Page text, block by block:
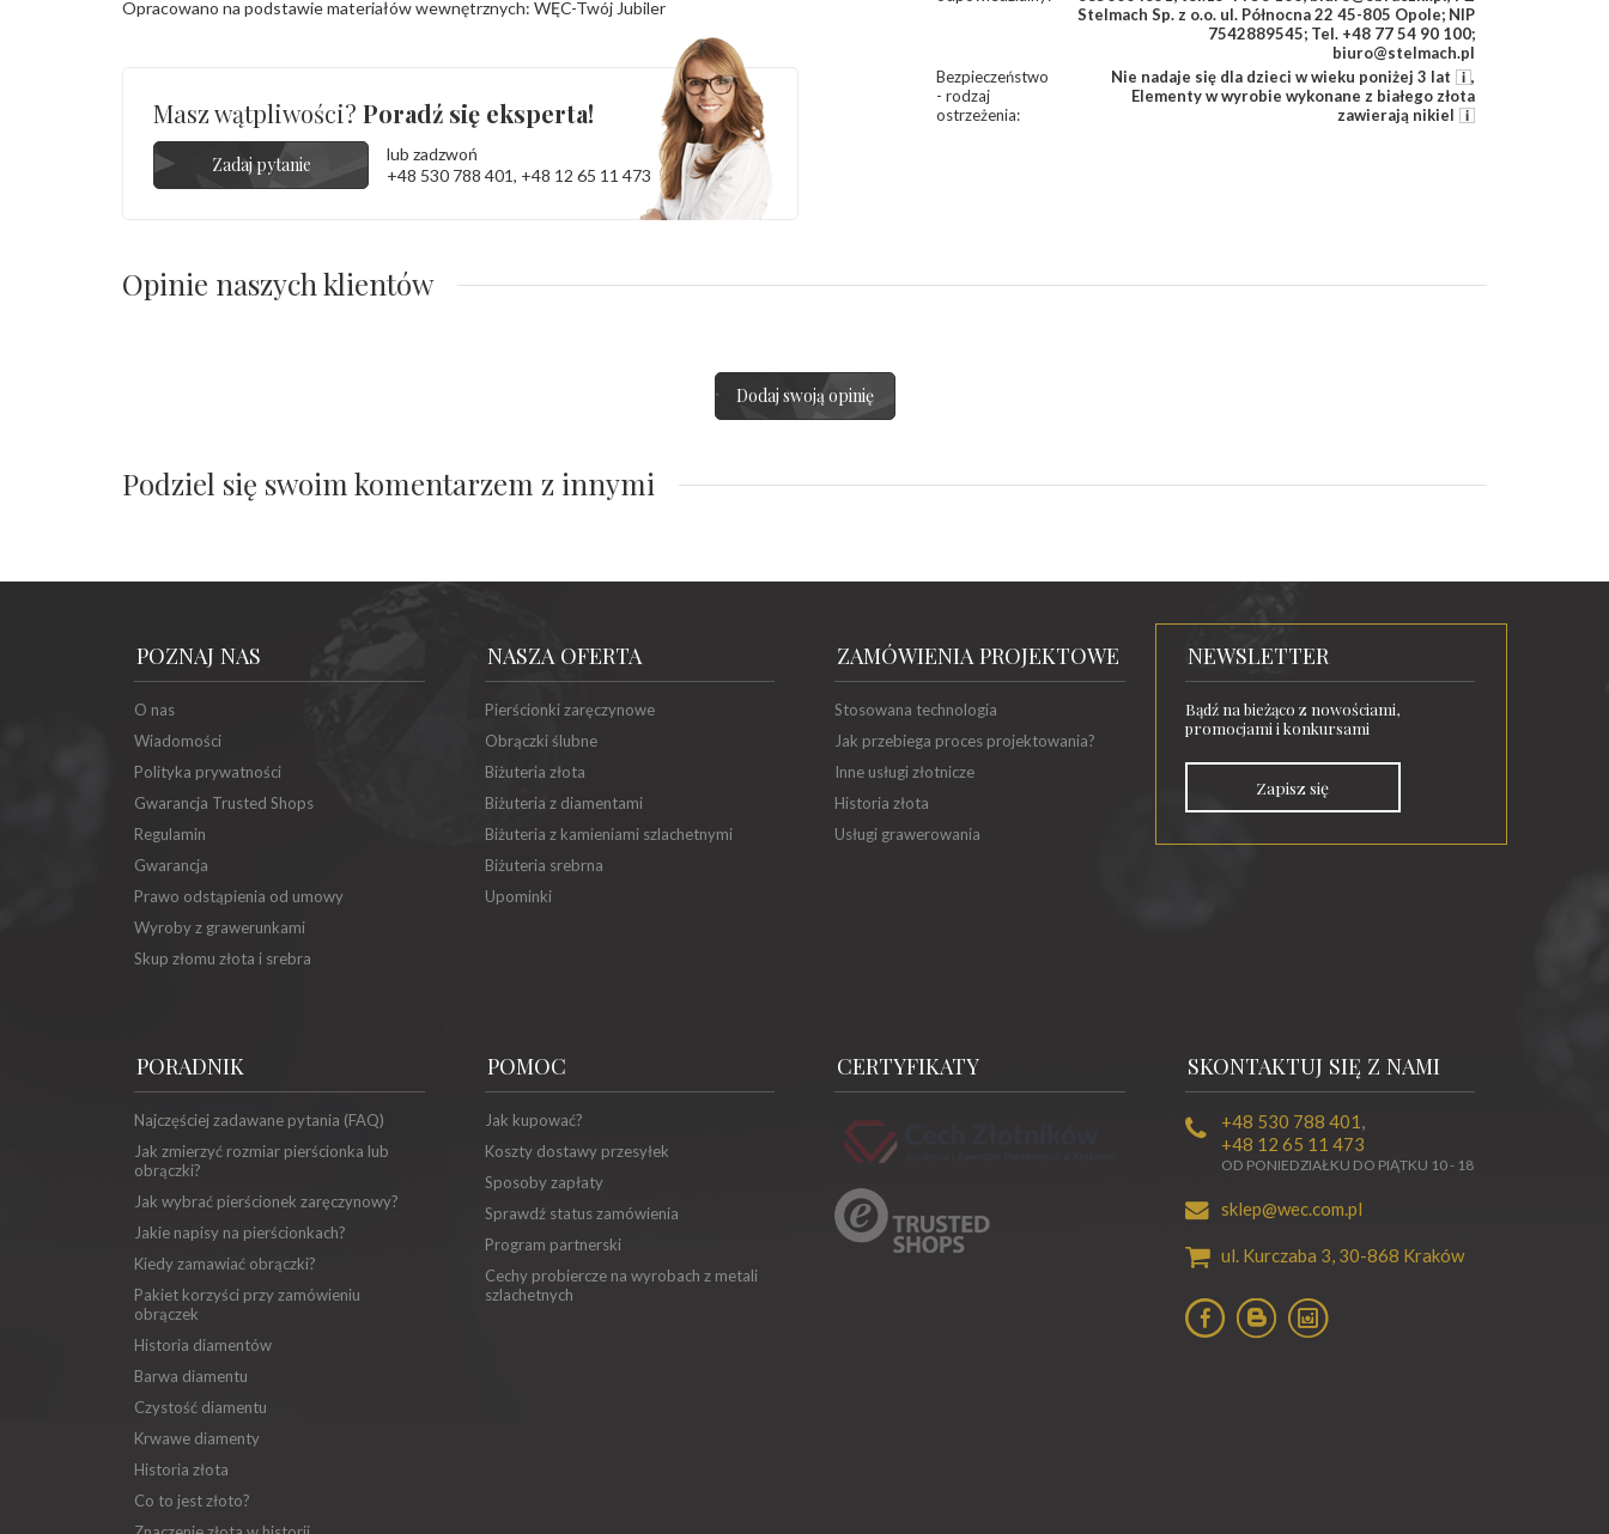
Stelmach Sp. z o.o. ul. Północna 22 45-805 Opole; NIP
7542889545; Tel. +48 77 54 90 100;
biuro@stelmach.pl
Bezpieczeństwo
- rodzaj
ostrzeżenia:
Nie nadaje się dla dzieci w wieku poniżej 3 lat
,
Elementy w wyrobie wykonane z białego złota
zawierają nikiel
Opracowano na podstawie materiałów wewnętrznych: WĘC-Twój Jubiler
Masz wątpliwości? Poradź się eksperta!
Zadaj pytanie
lub zadzwoń
+48 530 788 401, +48 12 65 11 473
Opinie naszych klientów
Dodaj swoją opinię
Podziel się swoim komentarzem z innymi
POZNAJ NAS
O nas
Wiadomości
Polityka prywatności
Gwarancja Trusted Shops
Regulamin
Gwarancja
Prawo odstąpienia od umowy
Wyroby z grawerunkami
Skup złomu złota i srebra
NASZA OFERTA
Pierścionki zaręczynowe
Obrączki ślubne
Biżuteria złota
Biżuteria z diamentami
Biżuteria z kamieniami szlachetnymi
Biżuteria srebrna
Upominki
ZAMÓWIENIA PROJEKTOWE
Stosowana technologia
Jak przebiega proces projektowania?
Inne usługi złotnicze
Historia złota
Usługi grawerowania
NEWSLETTER
Bądź na bieżąco z nowościami,
promocjami i konkursami
Zapisz się
PORADNIK
Najczęściej zadawane pytania (FAQ)
Jak zmierzyć rozmiar pierścionka lub
obrączki?
Jak wybrać pierścionek zaręczynowy?
Jakie napisy na pierścionkach?
Kiedy zamawiać obrączki?
Pakiet korzyści przy zamówieniu
obrączek
Historia diamentów
Barwa diamentu
Czystość diamentu
Krwawe diamenty
Historia złota
Co to jest złoto?
POMOC
Jak kupować?
Koszty dostawy przesyłek
Sposoby zapłaty
Sprawdź status zamówienia
Program partnerski
Cechy probiercze na wyrobach z metali
szlachetnych
CERTYFIKATY SKONTAKTUJ SIĘ Z NAMI
+48 530 788 401 ,
+48 12 65 11 473
OD PONIEDZIAŁKU DO PIĄTKU 10 - 18
sklep@wec.com.pl
ul. Kurczaba 3, 30-868 Kraków